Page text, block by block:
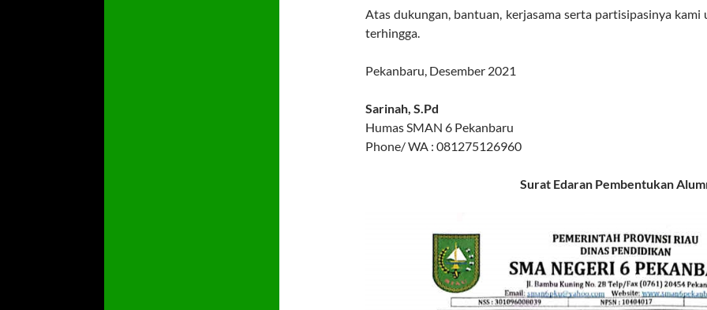
Atas dukungan, bantuan, kerjasama serta partisipasinya
terhingga.
Pekanbaru, Desember 2021
Sarinah, S.Pd
Humas SMAN 6 Pekanbaru
Phone/ WA : 081275126960
Surat Edaran Pembentukan